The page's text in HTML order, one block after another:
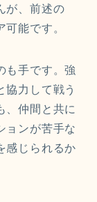
が、前述の
可能です。
も手です。強
協力して戦う
、仲間と共に
ョンが苦手な
感じられるか